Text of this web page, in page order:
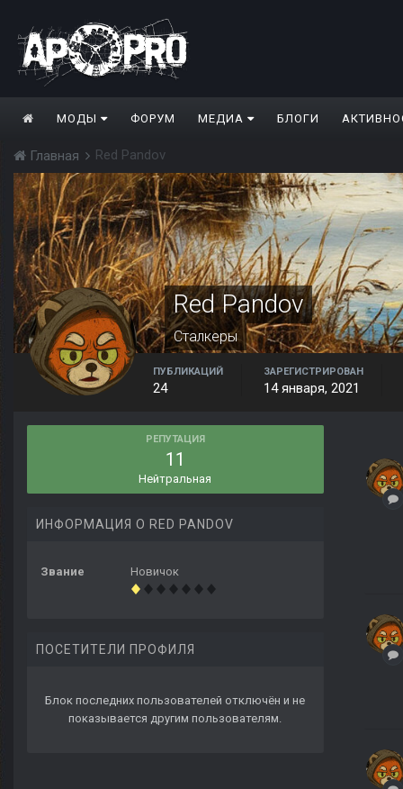
МОДЫ ФОРУМ МЕДИА БЛОГИ
Главная Red Pandov
Red Pandov
Сталкеры
ПУБЛИКАЦИЙ
24
ЗАРЕГИСТРИРОВАН
14 января, 2021
РЕПУТАЦИЯ
11
Нейтральная
ИНФОРМАЦИЯ О RED PANDOV
Звание Новичок
ПОСЕТИТЕЛИ ПРОФИЛЯ
Блок последних пользователей отключён и не
показывается другим пользователям.